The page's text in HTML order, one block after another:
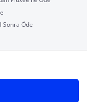
Sonra Öde